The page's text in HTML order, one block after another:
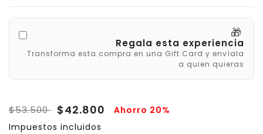
🎁
Regala esta experiencia
Transforma esta compra en una Gift Card y envíala
a quien quieras
$53.500 $42.800
Ahorro 20%
Impuestos incluidos